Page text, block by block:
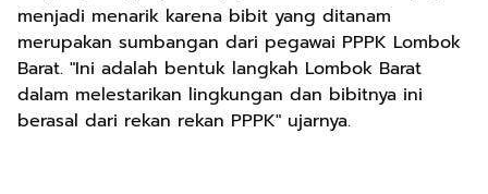
menjadi menarik karena bibit yang ditanam
merupakan sumbangan dari pegawai PPPK Lombok
Barat. "Ini adalah bentuk langkah Lombok Barat
dalam melestarikan lingkungan dan bibitnya ini
berasal dari rekan rekan PPPK" ujarnya.